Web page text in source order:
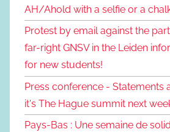
AH/Ahold with a selfie or a
Protest by email against the
far-right GNSV in the Leiden
for new students!
Press conference - Statements
it's The Hague summit next
Pays-Bas : Une semaine de